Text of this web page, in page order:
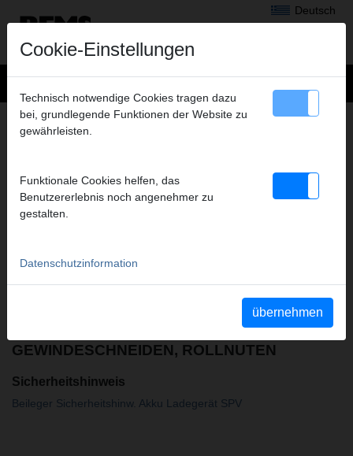
Deutsch
MEDIEN– SICHERHEITSHINWEISE
Betriebsanleitungen
Teileverzeichnisse
Sicherheitsdatenblätter
YouTube Videos
Videos
GEWINDESCHNEIDEN, ROLLNUTEN
Sicherheitshinweis
Beileger Sicherheitshinw. Akku Ladegerät SPV
Cookie-Einstellungen
Technisch notwendige Cookies tragen dazu
bei, grundlegende Funktionen der Website zu
gewährleisten.
Funktionale Cookies helfen, das
Benutzererlebnis noch angenehmer zu
gestalten.
Datenschutzinformation
übernehmen